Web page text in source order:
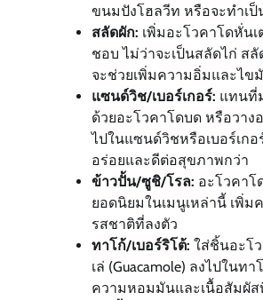
ขนมปังโฮลวีท หรือจะทำเ
สลัดผัก: เพิ่มอะโวคาโดหั่น
ชอบ ไม่ว่าจะเป็นสลัดไก่ ส
จะช่วยเพิ่มความอิ่มและไข
แซนด์วิช/เบอร์เกอร์: แทนที่
ด้วยอะโวคาโดบด หรือวาง
ไปในแซนด์วิชหรือเบอร์เก
อร่อยและดีต่อสุขภาพกว่า
ข้าวปั้น/ซูชิ/โรล: อะโวคาโ
ยอดนิยมในเมนูเหล่านี้ เพิ่ม
รสชาติที่ลงตัว
ทาโก้/เบอร์ริโต้: ใส่ชิ้นอะโ
เล่ (Guacamole) ลงไปในท
ความหอมมันและเนื้อสัมผัส